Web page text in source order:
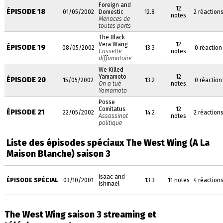
ÉPISODE 18 01/05/2002
Foreign and
Domestic
Menaces de
toutes parts
12.8
12
notes
2 réactions
ÉPISODE 19 08/05/2002
The Black
Vera Wang
Cassette
diffamatoire
13.3
12
notes
0 réaction
ÉPISODE 20 15/05/2002
We Killed
Yamamoto
On a tué
Yamamoto
13.2
12
notes
0 réaction
ÉPISODE 21 22/05/2002
Posse
Comitatus
Assassinat
politique
14.2
12
notes
2 réactions
Liste des épisodes spéciaux The West Wing (A La
Maison Blanche)saison 3
ÉPISODE SPÉCIAL 03/10/2001
Isaac and
Ishmael
13.3 11 notes 4 réactions
The West Wing saison 3 streaming et